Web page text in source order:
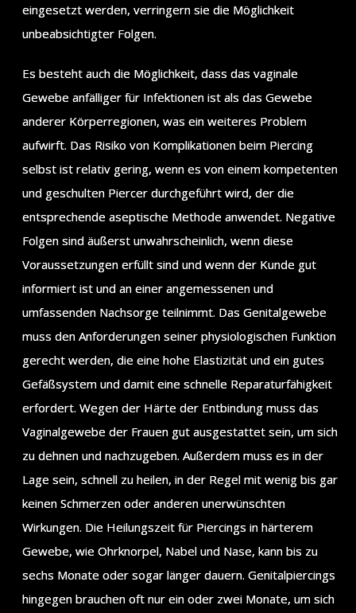
eingesetzt werden, verringern sie die Möglichkeit
unbeabsichtigter Folgen.
Es besteht auch die Möglichkeit, dass das vaginale
Gewebe anfälliger für Infektionen ist als das Gewebe
anderer Körperregionen, was ein weiteres Problem
aufwirft. Das Risiko von Komplikationen beim Piercing
selbst ist relativ gering, wenn es von einem kompetenten
und geschulten Piercer durchgeführt wird, der die
entsprechende aseptische Methode anwendet. Negative
Folgen sind äußerst unwahrscheinlich, wenn diese
Voraussetzungen erfüllt sind und wenn der Kunde gut
informiert ist und an einer angemessenen und
umfassenden Nachsorge teilnimmt. Das Genitalgewebe
muss den Anforderungen seiner physiologischen Funktion
gerecht werden, die eine hohe Elastizität und ein gutes
Gefäßsystem und damit eine schnelle Reparaturfähigkeit
erfordert. Wegen der Härte der Entbindung muss das
Vaginalgewebe der Frauen gut ausgestattet sein, um sich
zu dehnen und nachzugeben. Außerdem muss es in der
Lage sein, schnell zu heilen, in der Regel mit wenig bis gar
keinen Schmerzen oder anderen unerwünschten
Wirkungen. Die Heilungszeit für Piercings in härterem
Gewebe, wie Ohrknorpel, Nabel und Nase, kann bis zu
sechs Monate oder sogar länger dauern. Genitalpiercings
hingegen brauchen oft nur ein oder zwei Monate, um sich